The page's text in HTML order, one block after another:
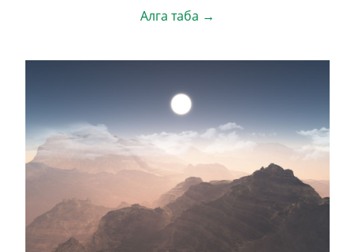
Алга таба →